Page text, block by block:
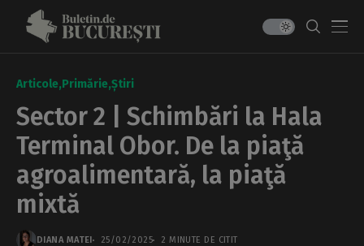
Articole Primărie Știri
Sector 2 | Schimbări la Hala
Terminal Obor. De la piaţă
agroalimentară, la piaţă
mixtă
DIANA MATEI 25/02/2025 2 MINUTE DE CITIT